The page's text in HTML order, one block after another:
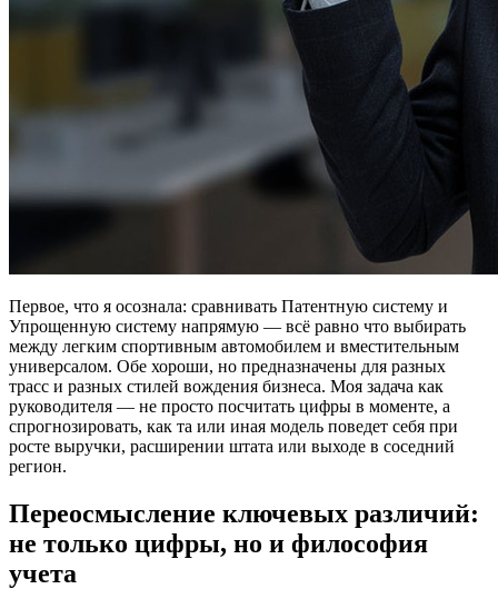
Первое, что я осознала: сравнивать Патентную систему и
Упрощенную систему напрямую — всё равно что выбирать
между легким спортивным автомобилем и вместительным
универсалом. Обе хороши, но предназначены для разных
трасс и разных стилей вождения бизнеса. Моя задача как
руководителя — не просто посчитать цифры в моменте, а
спрогнозировать, как та или иная модель поведет себя при
росте выручки, расширении штата или выходе в соседний
регион.
Переосмысление ключевых различий:
не только цифры, но и философия
учета